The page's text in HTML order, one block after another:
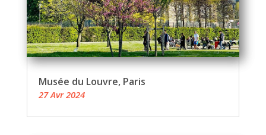
Musée du Louvre, Paris
27 Avr 2024